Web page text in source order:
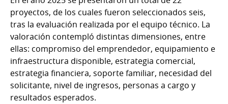
proyectos, de los cuales fueron seleccionados seis,
tras la evaluación realizada por el equipo técnico. La
valoración contempló distintas dimensiones, entre
ellas: compromiso del emprendedor, equipamiento e
infraestructura disponible, estrategia comercial,
estrategia financiera, soporte familiar, necesidad del
solicitante, nivel de ingresos, personas a cargo y
resultados esperados.